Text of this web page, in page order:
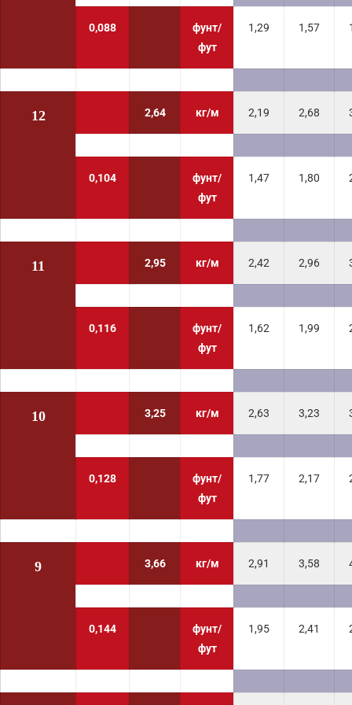
0,088
фунт/
фут
1,29 1,57
12 2,64 кг/м 2,19 2,68
0,104
фунт/
фут
1,47 1,80
11 2,95 кг/м 2,42 2,96
0,116
фунт/
фут
1,62 1,99
10 3,25 кг/м 2,63 3,23
0,128
фунт/
фут
1,77 2,17
9 3,66 кг/м 2,91 3,58
0,144
фунт/
фут
1,95 2,41